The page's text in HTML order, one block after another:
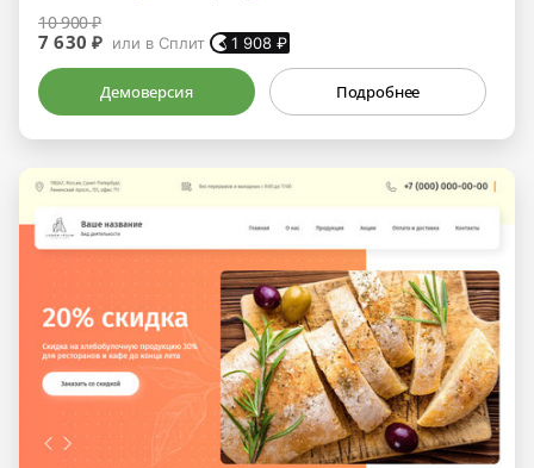
10 900 ₽
7 630 ₽ или в Сплит 1 908 ₽
Демоверсия Подробнее